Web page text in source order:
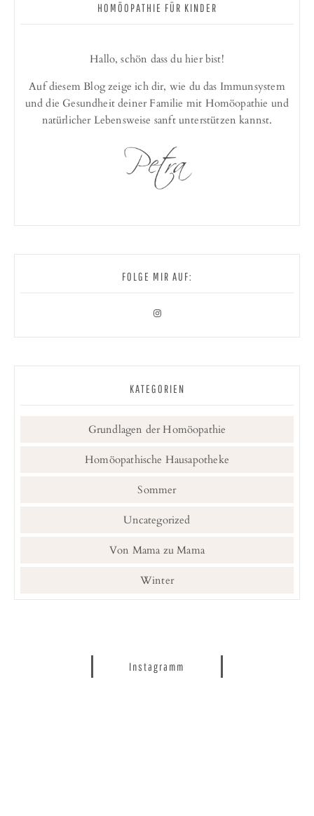
HOMÖOPATHIE FÜR KINDER
Hallo, schön dass du hier bist!
Auf diesem Blog zeige ich dir, wie du das Immunsystem
und die Gesundheit deiner Familie mit Homöopathie und
natürlicher Lebensweise sanft unterstützen kannst.
FOLGE MIR AUF:
KATEGORIEN
Grundlagen der Homöopathie
Homöopathische Hausapotheke
Sommer
Uncategorized
Von Mama zu Mama
Winter
Instagramm